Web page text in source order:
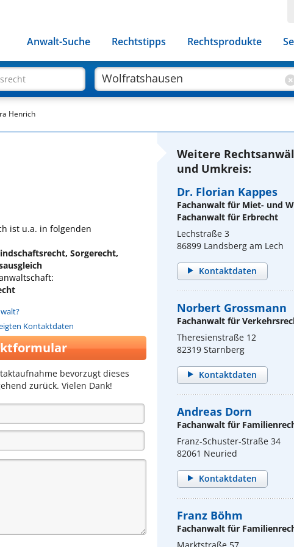
Anwalt-Suche Rechtstipps Rechtsprodukte
Henrich
ist u.a. in folgenden
Sorgerecht,
Kontaktdaten
bevorzugt dieses
zurück. Vielen Dank!
Weitere
und Umkreis:
Dr. Florian Kappes
Fachanwalt für Miet- und
Fachanwalt für Erbrecht
Lechstraße 3
86899 Landsberg am Lech
Kontaktdaten
Norbert Grossmann
Fachanwalt für
Theresienstraße 12
82319 Starnberg
Kontaktdaten
Andreas Dorn
Fachanwalt für
Franz-Schuster-Straße 34
82061 Neuried
Kontaktdaten
Franz Böhm
Fachanwalt für